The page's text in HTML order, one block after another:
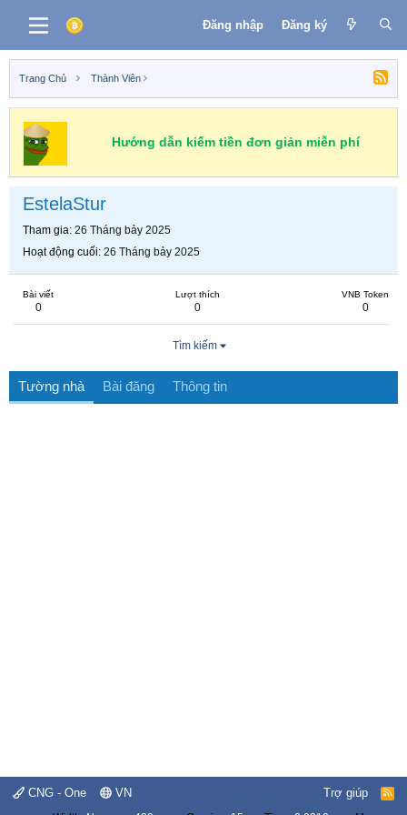
Đăng nhập Đăng ký
Trang Chủ Thành Viên
Hướng dẫn kiếm tiền đơn giản miễn phí
EstelaStur
Tham gia 26 Tháng bảy 2025
Hoạt động cuối 26 Tháng bảy 2025
Bài viết
0
Lượt thích
0
VNB Token
0
Tìm kiếm
Tường nhà Bài đăng Thông tin
CNG - One VN Trợ giúp
R